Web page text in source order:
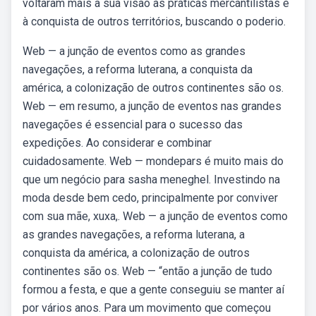
voltaram mais a sua visão às práticas mercantilistas e
à conquista de outros territórios, buscando o poderio.
Web — a junção de eventos como as grandes
navegações, a reforma luterana, a conquista da
américa, a colonização de outros continentes são os.
Web — em resumo, a junção de eventos nas grandes
navegações é essencial para o sucesso das
expedições. Ao considerar e combinar
cuidadosamente. Web — mondepars é muito mais do
que um negócio para sasha meneghel. Investindo na
moda desde bem cedo, principalmente por conviver
com sua mãe, xuxa,. Web — a junção de eventos como
as grandes navegações, a reforma luterana, a
conquista da américa, a colonização de outros
continentes são os. Web — “então a junção de tudo
formou a festa, e que a gente conseguiu se manter aí
por vários anos. Para um movimento que começou